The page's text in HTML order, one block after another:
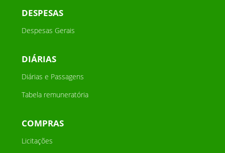
DESPESAS
Despesas Gerais
DIÁRIAS
Diárias e Passagens
Tabela remuneratória
COMPRAS
Licitações